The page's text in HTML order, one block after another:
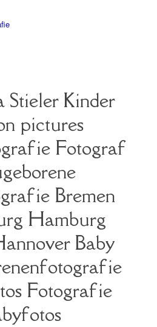
Kinder
pictures
Fotograf
Bremen
Hamburg
Baby
Fotografie